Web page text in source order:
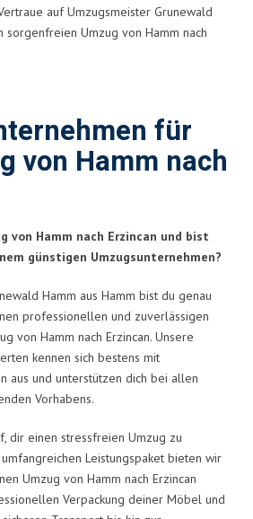
auf Umzugsmeister Grunewald
Umzug von Hamm nach
für
von Hamm nach
von Hamm nach Erzincan und bist
günstigen Umzugsunternehmen?
Hamm aus Hamm bist du genau
professionellen und zuverlässigen
von Hamm nach Erzincan. Unsere
kennen sich bestens mit
aus und unterstützen dich bei allen
Vorhabens.
dir einen stressfreien Umzug zu
Leistungspaket bieten wir
Umzug von Hamm nach Erzincan
Verpackung deiner Möbel und